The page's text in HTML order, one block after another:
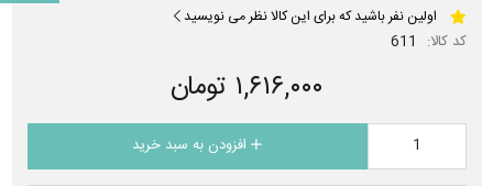
اولین نفر باشید که برای این کالا نظر می نویسید
کد کالا: 611
۱,۶۱۶,۰۰۰ تومان
افزودن به سبد خرید